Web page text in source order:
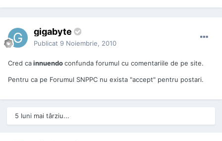
gigabyte
Publicat 9 Noiembrie, 2010
Cred cainnuendoconfunda forumul cu comentariile de pe site.
Pentru ca pe Forumul SNPPC nu exista "accept" pentru postari.
5 luni mai târziu...